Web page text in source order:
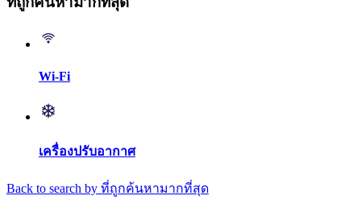
Wi-Fi
เครื่องปรับอากาศ
Back to search by ที่ถูกค้นหามากที่สุด